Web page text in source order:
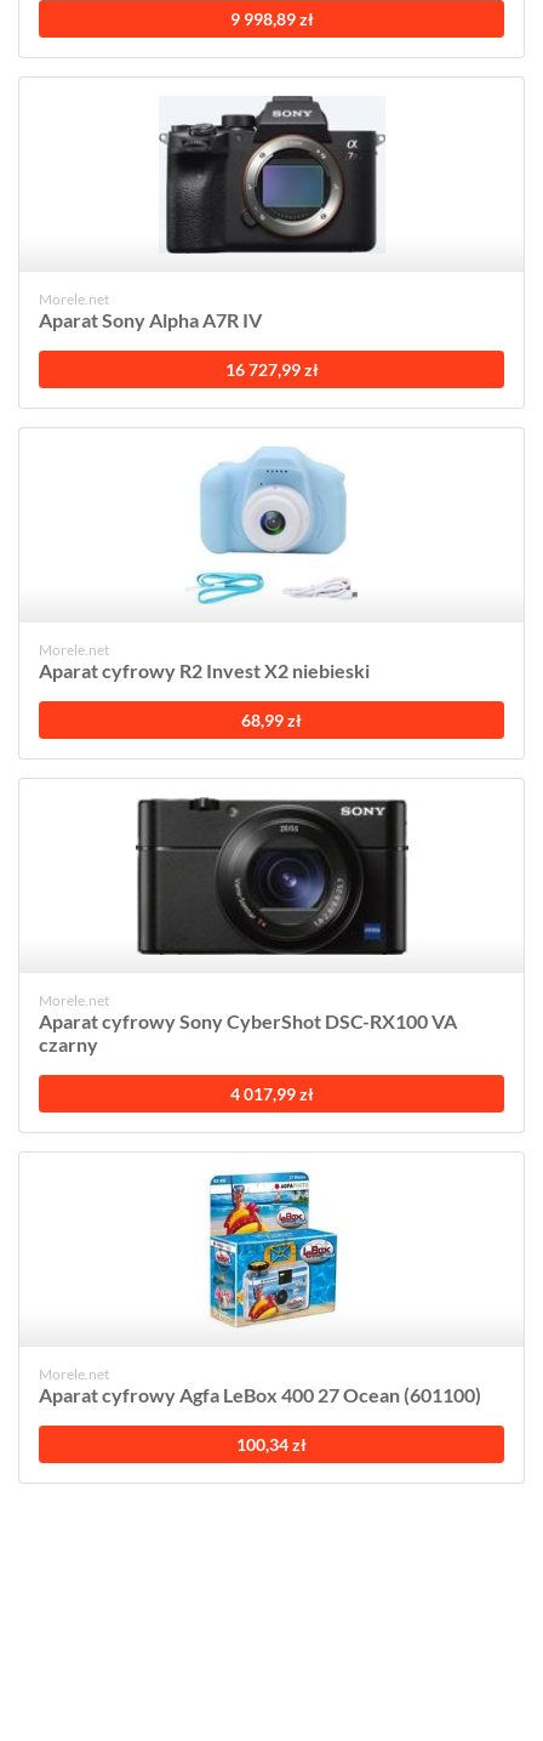
9 998,89 zł
Morele.net
Aparat Sony Alpha A7R IV
16 727,99 zł
Morele.net
Aparat cyfrowy R2 Invest X2 niebieski
68,99 zł
Morele.net
Aparat cyfrowy Sony CyberShot DSC-RX100 VA
czarny
4 017,99 zł
Morele.net
Aparat cyfrowy Agfa LeBox 400 27 Ocean (601100)
100,34 zł